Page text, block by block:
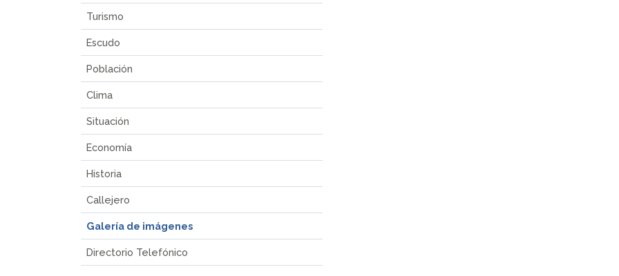
Turismo
Escudo
Población
Clima
Situación
Economía
Historia
Callejero
Galería de imágenes
Directorio Telefónico